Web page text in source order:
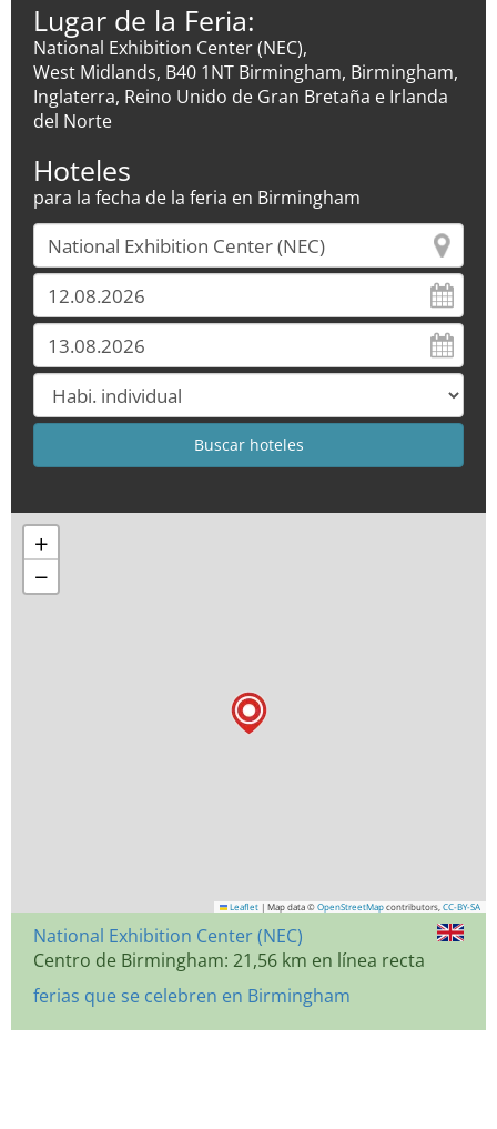
Lugar de la Feria:
National Exhibition Center (NEC),
West Midlands, B40 1NT Birmingham, Birmingham,
Inglaterra, Reino Unido de Gran Bretaña e Irlanda
del Norte
Hoteles
para la fecha de la feria en Birmingham
+
−
Leaflet | Map data © OpenStreetMap contributors, CC-BY-SA
National Exhibition Center (NEC)
Centro de Birmingham: 21,56 km en línea recta
ferias que se celebren en Birmingham